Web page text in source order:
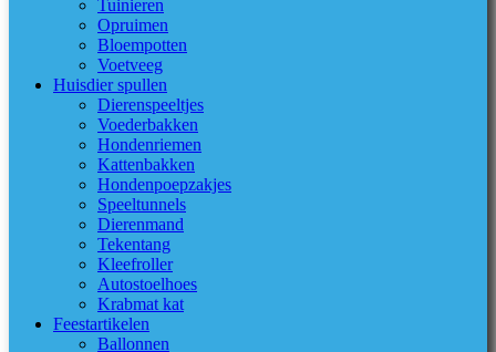
Tuinieren
Opruimen
Bloempotten
Voetveeg
Huisdier spullen
Dierenspeeltjes
Voederbakken
Hondenriemen
Kattenbakken
Hondenpoepzakjes
Speeltunnels
Dierenmand
Tekentang
Kleefroller
Autostoelhoes
Krabmat kat
Feestartikelen
Ballonnen